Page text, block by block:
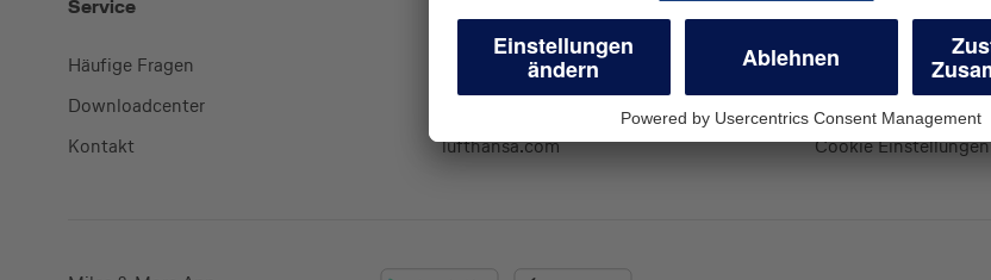
Service
Häufige Fragen
Downloadcenter
Kontakt
Mehr
Kreditkarten-Banking
lufthansa.com
Rechtliches
Impressum
Cookie Einstellungen